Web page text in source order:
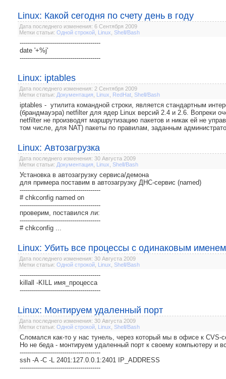
Linux: Какой сегодня по счету день в году
Дата последнего изменения: 6 Сентября 2009
Метки статьи: Одной строкой Linux Shell/Bash
----------------------------------------
date '+%j'
----------------------------------------
Linux: iptables
Дата последнего изменения: 2 Сентября 2009
Метки статьи: Документация Linux RedHat Shell/Bash
iptables - утилита командной строки, является стандартным
(брандмауэра) netfilter для ядер Linux версий 2.4 и 2.6. Вопреки
netfilter не производят маршрутизацию пакетов и никак ей не
том числе, для NAT) пакеты по правилам, заданным
Linux: Автозагрузка
Дата последнего изменения: 30 Августа 2009
Метки статьи: Документация Linux Shell/Bash
Установка в автозагрузку сервиса/демона
для примера поставим в автозагрузку ДНС-сервис (named)
----------------------------------------
# chkconfig named on
----------------------------------------
проверим, поставился ли:
----------------------------------------
# chkconfig ...
Linux: Убить все процессы с одинаковым именем
Дата последнего изменения: 30 Августа 2009
Метки статьи: Одной строкой Linux Shell/Bash
----------------------------------------
killall -KILL имя_процесса
----------------------------------------
Linux: Монтируем удаленный порт
Дата последнего изменения: 30 Августа 2009
Метки статьи: Одной строкой Linux Shell/Bash
Сломался как-то у нас тунель, через который мы в офисе к CVS-
Но не беда - монтируем удаленный порт к своему компьютеру и
----------------------------------------
ssh -A -C -L 2401:127.0.0.1:2401 IP_ADDRESS
----------------------------------------